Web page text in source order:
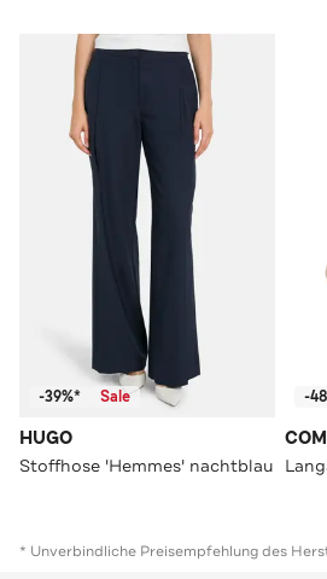
-39%* Sale
HUGO
Stoffhose 'Hemmes' nachtblau
-
* Unverbindliche Preisempfehlung des